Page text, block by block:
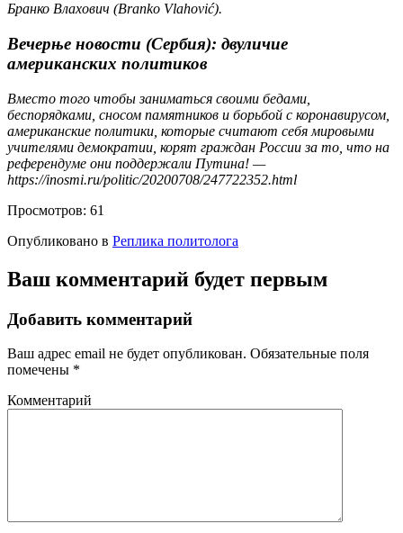
Бранко Влахович (Branko Vlahović).
Вечерње новости (Сербия): двуличие
американских политиков
Вместо того чтобы заниматься своими бедами,
беспорядками, сносом памятников и борьбой с коронавирусом,
американские политики, которые считают себя мировыми
учителями демократии, корят граждан России за то, что на
референдуме они поддержали Путина! —
https://inosmi.ru/politic/20200708/247722352.html
Просмотров: 61
Опубликовано в Реплика политолога
Ваш комментарий будет первым
Добавить комментарий
Ваш адрес email не будет опубликован. Обязательные поля
помечены *
Комментарий